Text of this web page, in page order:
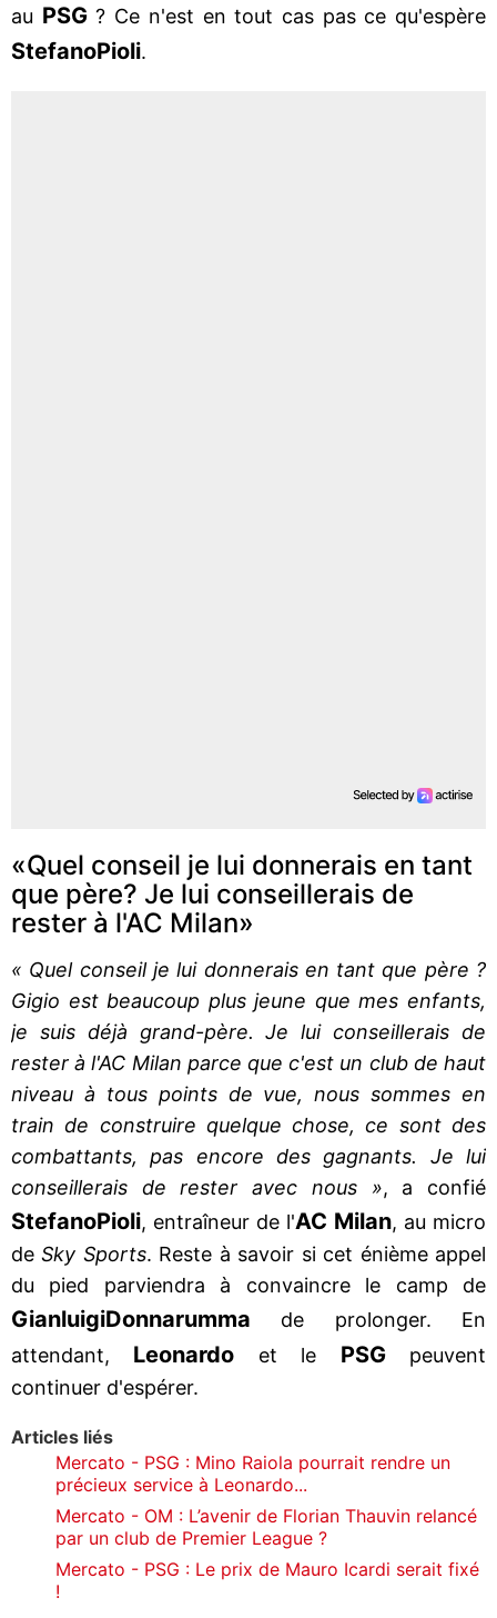
au PSG? Ce n'est en tout cas pas ce qu'espère
StefanoPioli.
«Quel conseil je lui donnerais en tant
que père? Je lui conseillerais de
rester à l'AC Milan»
« Quel conseil je lui donnerais en tant que père ?
Gigio est beaucoup plus jeune que mes enfants,
je suis déjà grand-père. Je lui conseillerais de
rester à l'AC Milan parce que c'est un club de haut
niveau à tous points de vue, nous sommes en
train de construire quelque chose, ce sont des
combattants, pas encore des gagnants. Je lui
conseillerais de rester avec nous », a confié
StefanoPioli, entraîneur de l'AC Milan, au micro
deSky Sports. Reste à savoir si cet énième appel
du pied parviendra à convaincre le camp de
GianluigiDonnarumma de prolonger. En
attendant, Leonardo et le PSGpeuvent
continuer d'espérer.
Articles liés
Mercato - PSG : Mino Raiola pourrait rendre un
précieux service à Leonardo...
Mercato - OM : L’avenir de Florian Thauvin relancé
par un club de Premier League ?
Mercato - PSG : Le prix de Mauro Icardi serait fixé
!